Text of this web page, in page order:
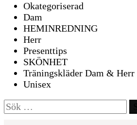
Okategoriserad
Dam
HEMINREDNING
Herr
Presenttips
SKÖNHET
Träningskläder Dam & Herr
Unisex
Sök
efter: